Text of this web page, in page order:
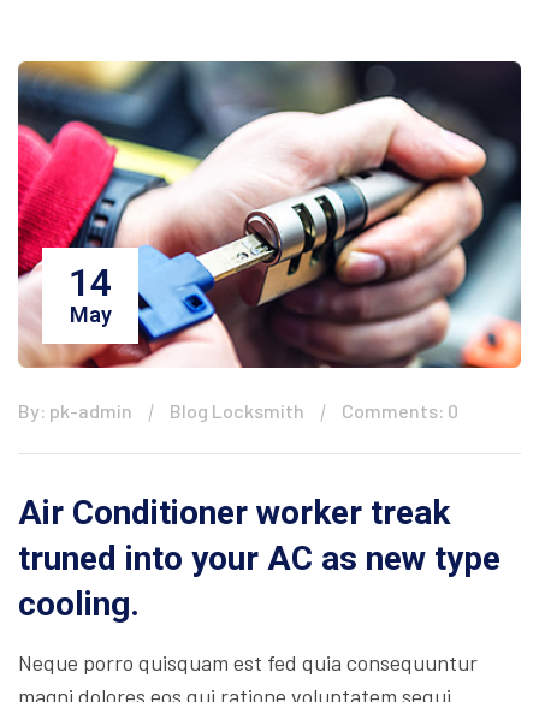
14
May
By: pk-admin Blog Locksmith Comments: 0
Air Conditioner worker treak
truned into your AC as new type
cooling.
Neque porro quisquam est fed quia consequuntur
magni dolores eos qui ratione voluptatem sequi